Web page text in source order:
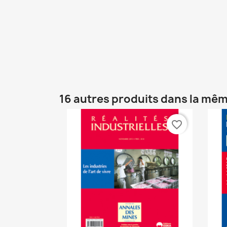
16 autres produits dans la
favorite_border